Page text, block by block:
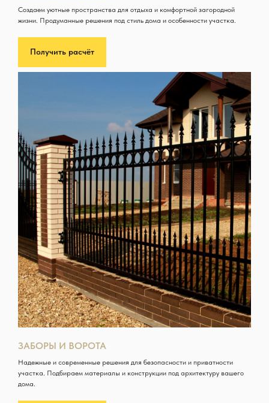
Создаем уютные пространства для отдыха и комфортной загородной
жизни. Продуманные решения под стиль дома и особенности участка.
Получить расчёт
ЗАБОРЫ И ВОРОТА
Надежные и современные решения для безопасности и приватности
участка. Подбираем материалы и конструкции под архитектуру вашего
дома.